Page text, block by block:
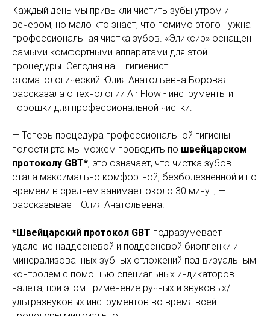
Каждый день мы привыкли чистить зубы утром и
вечером, но мало кто знает, что помимо этого нужна
профессиональная чистка зубов. «Эликсир» оснащен
самыми комфортными аппаратами для этой
процедуры. Сегодня наш гигиенист
стоматологический Юлия Анатольевна Боровая
рассказала о технологии Air Flow - инструменты и
порошки для профессиональной чистки:
— Теперь процедура профессиональной гигиены
полости рта мы можем проводить по швейцарском
протоколу GBT*, это означает, что чистка зубов
стала максимально комфортной, безболезненной и по
времени в среднем занимает около 30 минут, —
рассказывает Юлия Анатольевна.
*Швейцарский протокол GBT подразумевает
удаление наддесневой и поддесневой биопленки и
минерализованных зубных отложений под визуальным
контролем с помощью специальных индикаторов
налета, при этом применение ручных и звуковых/
ультразвуковых инструментов во время всей